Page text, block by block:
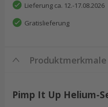
Lieferung ca. 12.-17.08.2026
Gratislieferung
Produktmerkmale
Pimp It Up Helium-